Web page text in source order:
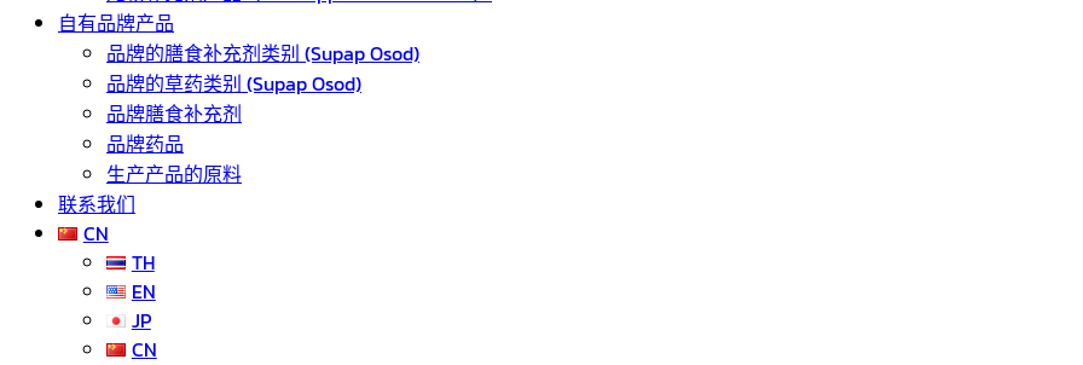
自有品牌产品
品牌的膳食补充剂类别 (Supap Osod)
品牌的草药类别 (Supap Osod)
品牌膳食补充剂
品牌药品
生产产品的原料
联系我们
CN
TH
EN
JP
CN